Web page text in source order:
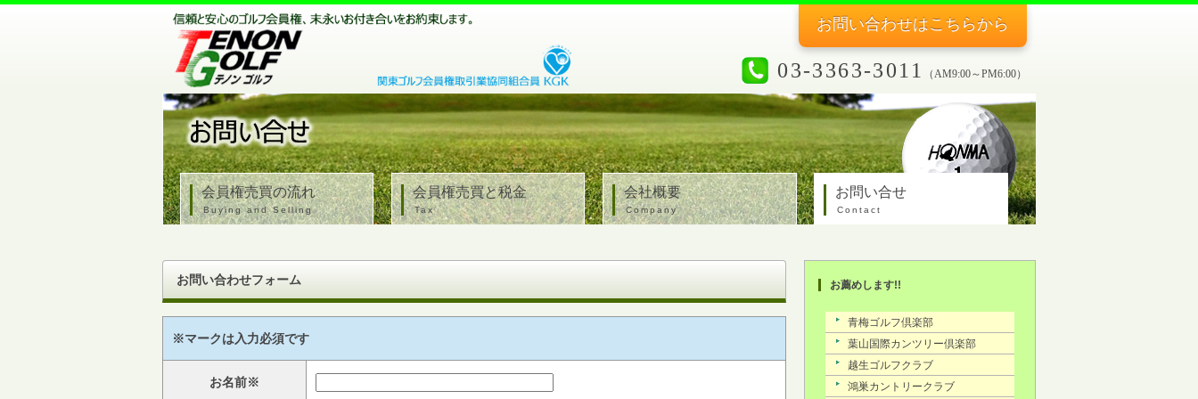
03-3363-3011 （AM9:00～PM6:00）
お問い合わせはこちらから
会員権売買の流れ
Buying and Selling
会員権売買と税金
Tax
会社概要
Company
お問い合せ
Contact
お問い合わせフォーム
※マークは入力必須です
お名前※
お薦めします!!